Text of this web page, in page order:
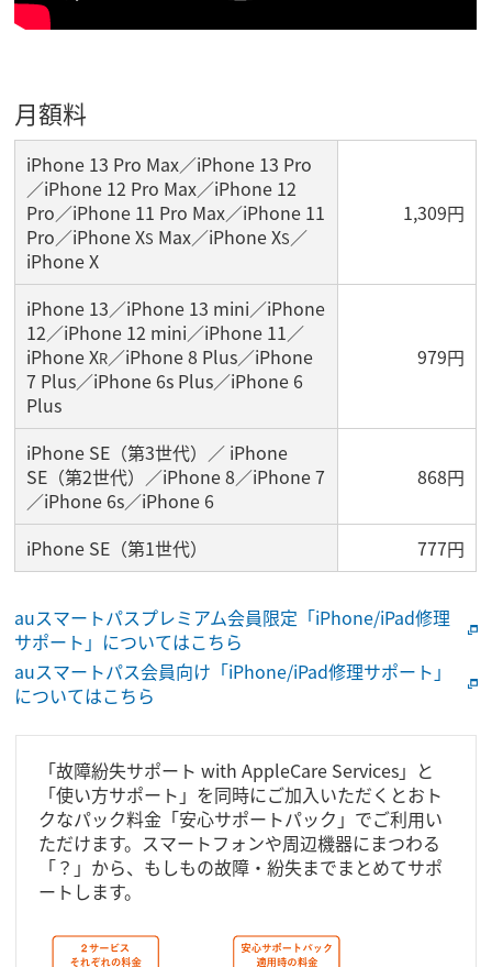
月額料
iPhone 13 Pro Max／iPhone 13 Pro
／iPhone 12 Pro Max／iPhone 12
Pro／iPhone 11 Pro Max／iPhone 11
Pro／iPhone XS Max／iPhone XS／
iPhone X
1,309円
iPhone 13／iPhone 13 mini／iPhone
12／iPhone 12 mini／iPhone 11／
iPhone XR／iPhone 8 Plus／iPhone
7 Plus／iPhone 6s Plus／iPhone 6
Plus
979円
iPhone SE（第3世代）／ iPhone
SE（第2世代）／iPhone 8／iPhone 7
／iPhone 6s／iPhone 6
868円
iPhone SE（第1世代） 777円
auスマートパスプレミアム会員限定「iPhone/iPad修理
サポート」についてはこちら
auスマートパス会員向け「iPhone/iPad修理サポート」
についてはこちら
「故障紛失サポート with AppleCare Services」と
「使い方サポート」を同時にご加入いただくとおト
クなパック料金「安心サポートパック」でご利用い
ただけます。スマートフォンや周辺機器にまつわる
「？」から、もしもの故障・紛失までまとめてサポ
ートします。